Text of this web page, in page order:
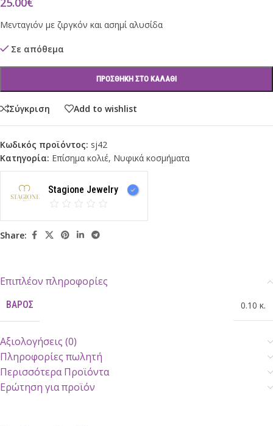
Μενταγιόν με ζιργκόν και ασημί αλυσίδα
Σε απόθεμα
ΠΡΟΣΘΉΚΗ ΣΤΟ ΚΑΛΆΘΙ
Σύγκριση Add to wishlist
Κωδικός προϊόντος: sj42
Κατηγορία: Επίσημα κολιέ, Νυφικά κοσμήματα
Stagione Jewelry
Share:
Επιπλέον πληροφορίες
ΒΆΡΟΣ 0.10 κ.
Αξιολογήσεις (0)
Πληροφορίες πωλητή
Περισσότερα Προϊόντα
Ερώτηση για προϊόν